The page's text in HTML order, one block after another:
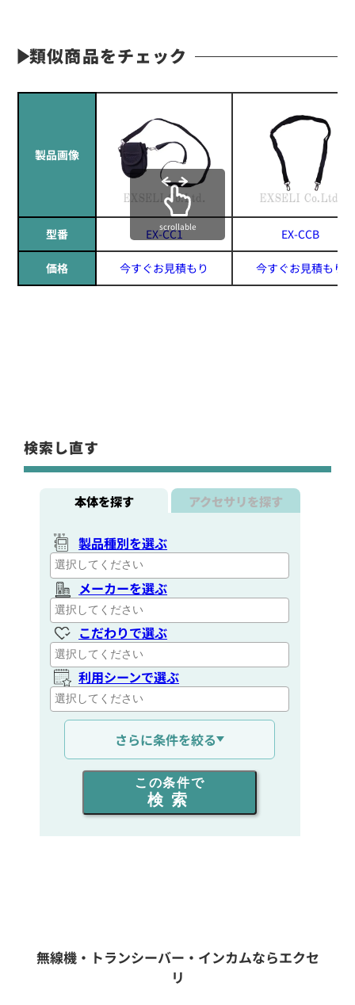
類似商品をチェック
製品画像
型番 EX-CC1 EX-CCB
価格 今すぐお見積もり 今すぐお見積もり
scrollable
検索し直す
本体を探す アクセサリを探す
製品種別を選ぶ
メーカーを選ぶ
こだわりで選ぶ
利用シーンで選ぶ
通信距離を選ぶ
出力を選ぶ
同時通話人数を選ぶ
フリーワード入力(製品名等)
さらに条件を絞る
この条件で
検索
無線機・トランシーバー・インカムならエクセ
リ